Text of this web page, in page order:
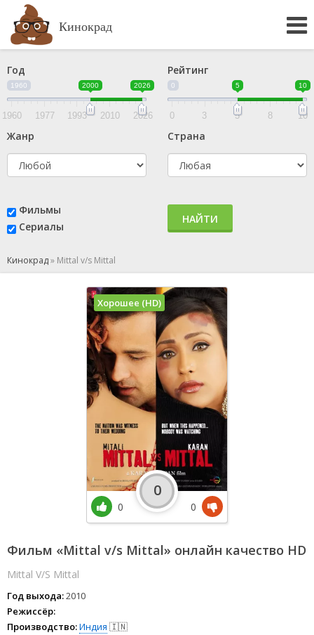
Кинокрад
Год
1960 2000 2026
1960 1977 1993 2010 2026
Рейтинг
0 5 10
0 3 5 8 10
Жанр Страна
Фильмы
Сериалы
НАЙТИ
Кинокрад» Mittal v/s Mittal
Фильм «Mittal v/s Mittal» онлайн качество HD
Mittal V/S Mittal
Год выхода:2010
Режиссёр:
Производство:Индия 🇮🇳
Хорошее (HD)
0
0
0